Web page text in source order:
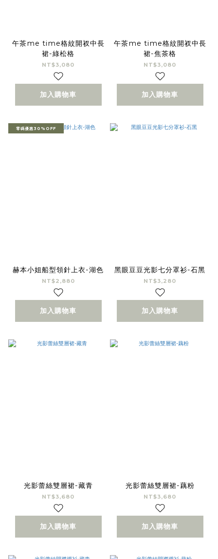
午茶me time格紋開衩中長
裙-綠松格
NT$3,080
加入購物車
午茶me time格紋開衩中長
裙-焦茶格
NT$3,080
加入購物車
零碼優惠30%OFF
赫本小姐船型領針上衣-湖色
NT$2,880
加入購物車
黑眼豆豆光影七分罩衫-石黑
NT$3,280
加入購物車
光影蕾絲雙層裙-藏青
NT$3,680
加入購物車
光影蕾絲雙層裙-藕粉
NT$3,680
加入購物車